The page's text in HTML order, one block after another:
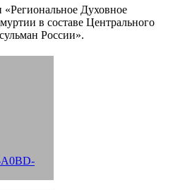
«Региональное Духовное
в составе Центрального
России».